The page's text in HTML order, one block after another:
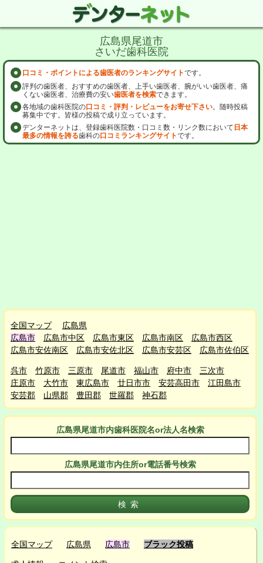
広島県尾道市
さいだ歯科医院
口コミ・ポイントによる歯医者のランキングサイトです。
評判の歯医者、おすすめの歯医者、上手い歯医者、腕がいい歯医者、痛
くない歯医者、治療費の安い歯医者を検索できます。
各地域の歯科医院の口コミ・評判・レビューをお寄せ下さい。随時投稿
募集中です。皆様の投稿で成り立っています。
デンターネットは、登録歯科医院数・口コミ数・リンク数において 日本
最多の情報を誇る歯科の口コミランキングサイトです。
全国マップ
広島県
広島市
広島市中区 広島市東区 広島市南区
広島市西区
広島市安佐南区
広島市安佐北区 広島市安芸区 広島市佐伯区
呉市 竹原市 三原市 尾道市 福山市 府中市
三次市
庄原市
大竹市 東広島市 廿日市市 安芸高田市
江田島市
安芸郡
山県郡 豊田郡 世羅郡 神石郡
広島県尾道市内歯科医院名or法人名検索
広島県尾道市内住所or電話番号検索
全国マップ 広島県 広島市 ブラック投稿